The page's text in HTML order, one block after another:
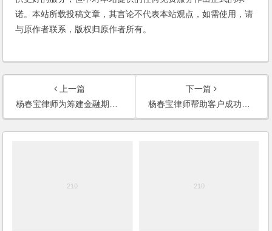
诺。本站所载投稿文章，其言论不代表本站观点，如需使用，请
与原作者联系，版权归原作者所有。
上一篇
杨春宝律师为筹建金融期货交易所提供全面法律服务
下一篇
杨春宝律师帮助客户成功收购新新商厦在建工程